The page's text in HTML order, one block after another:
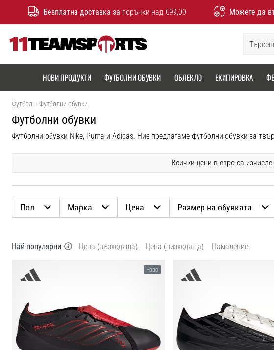
Безплатна доставка за поръчки над €99,00 Можете да
НОВИ ПРОДУКТИ ФУТБОЛНИ ОБУВКИ ОБЛЕКЛО ЕКИПИРОВКА
Футбол Футболни обувки
Футболни обувки
Всички цени в евро са
Пол Марка Цена Размер на обувката
Най-популярни Цена (възходяща) Цена (низходяща) Намаление
Ново